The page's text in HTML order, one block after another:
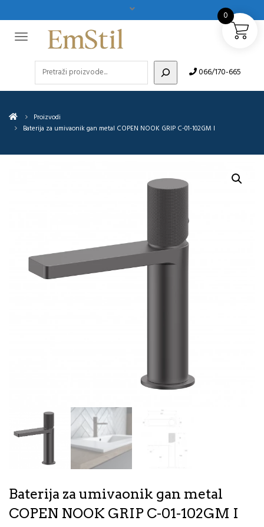
066/170-665
Proizvodi
Baterija za umivaonik gan metal COPEN NOOK GRIP C-01-102GM I
Baterija za umivaonik gan metal
COPEN NOOK GRIP C-01-102GM I
0